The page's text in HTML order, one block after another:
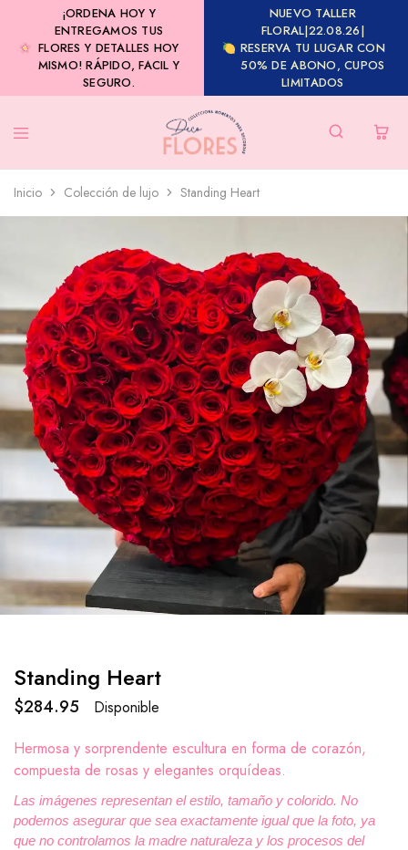
¡ORDENA HOY Y
ENTREGAMOS TUS
FLORES Y DETALLES HOY
MISMO! RÁPIDO, FACIL Y
SEGURO.
NUEVO TALLER
FLORAL|22.08.26|
RESERVA TU LUGAR CON
50% DE ABONO, CUPOS
LIMITADOS
Inicio Colección de lujo Standing Heart
Standing Heart
$284.95
Disponible
Hermosa y sorprendente escultura en forma de corazón,
compuesta de rosas y elegantes orquídeas.
Las imágenes representan el estilo, tamaño y colorido. No
podemos asegurar que sea exactamente igual que la foto, ya
que no controlamos la madre naturaleza y los procesos del